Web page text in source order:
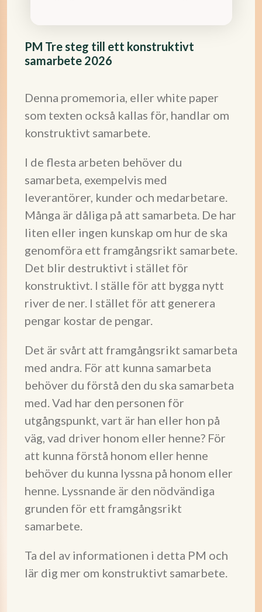
PM Tre steg till ett konstruktivt
samarbete 2026
Denna promemoria, eller white paper
som texten också kallas för, handlar om
konstruktivt samarbete.
I de flesta arbeten behöver du
samarbeta, exempelvis med
leverantörer, kunder och medarbetare.
Många är dåliga på att samarbeta. De har
liten eller ingen kunskap om hur de ska
genomföra ett framgångsrikt samarbete.
Det blir destruktivt i stället för
konstruktivt. I ställe för att bygga nytt
river de ner. I stället för att generera
pengar kostar de pengar.
Det är svårt att framgångsrikt samarbeta
med andra. För att kunna samarbeta
behöver du förstå den du ska samarbeta
med. Vad har den personen för
utgångspunkt, vart är han eller hon på
väg, vad driver honom eller henne? För
att kunna förstå honom eller henne
behöver du kunna lyssna på honom eller
henne. Lyssnande är den nödvändiga
grunden för ett framgångsrikt
samarbete.
Ta del av informationen i detta PM och
lär dig mer om konstruktivt samarbete.